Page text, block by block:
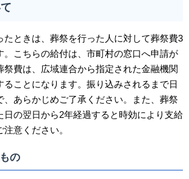
たときは、葬祭を行った人に対して葬祭費3
。こちらの給付は、市町村の窓口へ申請が
祭費は、広域連合から指定された金融機関
ることになります。振り込みされるまで日
、あらかじめご了承ください。また、葬祭
日の翌日から2年経過すると時効により支給
意ください。
の